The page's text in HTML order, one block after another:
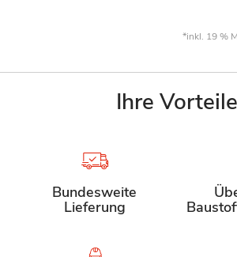
*inkl. 19 %
Ihre Vorteile
Bundesweite
Lieferung